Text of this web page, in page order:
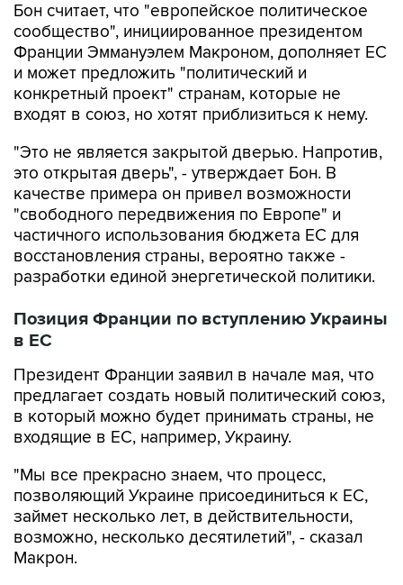
Бон считает, что "европейское политическое
сообщество", инициированное президентом
Франции Эммануэлем Макроном, дополняет ЕС
и может предложить "политический и
конкретный проект" странам, которые не
входят в союз, но хотят приблизиться к нему.
"Это не является закрытой дверью. Напротив,
это открытая дверь", - утверждает Бон. В
качестве примера он привел возможности
"свободного передвижения по Европе" и
частичного использования бюджета ЕС для
восстановления страны, вероятно также -
разработки единой энергетической политики.
Позиция Франции по вступлению Украины
в ЕС
Президент Франции заявил в начале мая, что
предлагает создать новый политический союз,
в который можно будет принимать страны, не
входящие в ЕС, например, Украину.
"Мы все прекрасно знаем, что процесс,
позволяющий Украине присоединиться к ЕС,
займет несколько лет, в действительности,
возможно, несколько десятилетий", - сказал
Макрон.